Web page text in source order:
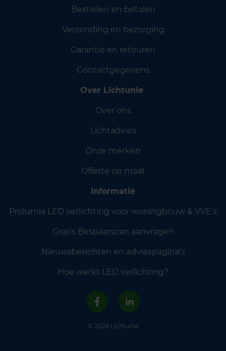
Bestellen en betalen
Verzending en bezorging
Garantie en retouren
Contactgegevens
Over Lichtunie
Over ons
Lichtadvies
Onze merken
Offerte op maat
Informatie
Prolumia LED verlichting voor woningbouw & VVE’s
Gratis Bespaarscan aanvragen
Nieuwsberichten en adviespagina’s
Hoe werkt LED verlichting?
© 2026 Lichtunie